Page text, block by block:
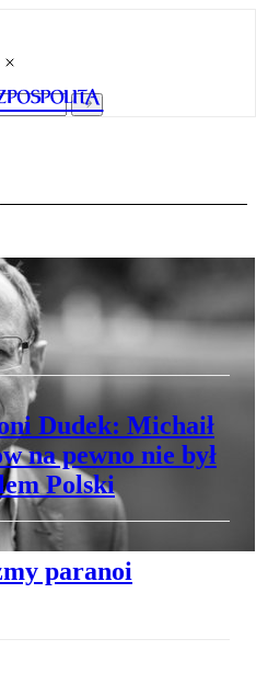
bayraktar
Dudek: Michaił
na pewno nie był
Polski
paranoi